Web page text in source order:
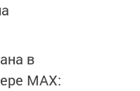
в
MАХ: